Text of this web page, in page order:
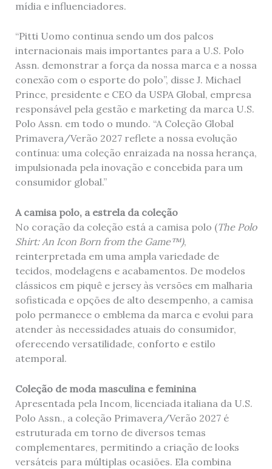
mídia e influenciadores.
“Pitti Uomo continua sendo um dos palcos
internacionais mais importantes para a U.S. Polo
Assn. demonstrar a força da nossa marca e a nossa
conexão com o esporte do polo”, disse J. Michael
Prince, presidente e CEO da USPA Global, empresa
responsável pela gestão e marketing da marca U.S.
Polo Assn. em todo o mundo. “A Coleção Global
Primavera/Verão 2027 reflete a nossa evolução
contínua: uma coleção enraizada na nossa herança,
impulsionada pela inovação e concebida para um
consumidor global.”
A camisa polo, a estrela da coleção
No coração da coleção está a camisa polo (The Polo
Shirt: An Icon Born from the Game™),
reinterpretada em uma ampla variedade de
tecidos, modelagens e acabamentos. De modelos
clássicos em piquê e jersey às versões em malharia
sofisticada e opções de alto desempenho, a camisa
polo permanece o emblema da marca e evolui para
atender às necessidades atuais do consumidor,
oferecendo versatilidade, conforto e estilo
atemporal.
Coleção de moda masculina e feminina
Apresentada pela Incom, licenciada italiana da U.S.
Polo Assn., a coleção Primavera/Verão 2027 é
estruturada em torno de diversos temas
complementares, permitindo a criação de looks
versáteis para múltiplas ocasiões. Ela combina